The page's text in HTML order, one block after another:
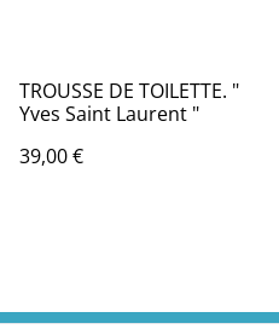
TROUSSE DE TOILETTE. "
Yves Saint Laurent "
39,00 €